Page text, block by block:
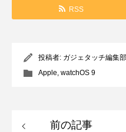
RSS
投稿者: ガジェタッチ編集部
Apple, watchOS 9
前の記事